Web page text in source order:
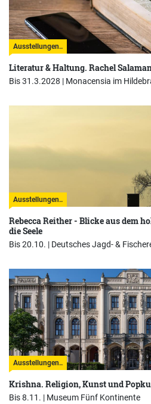
Ausstellungen..
Literatur & Haltung. Rachel
Bis 31.3.2028 | Monacensia im
Ausstellungen..
Rebecca Reither - Blicke aus dem
die Seele
Bis 20.10. | Deutsches Jagd- &
Ausstellungen..
Krishna. Religion, Kunst und
Bis 8.11. | Museum Fünf Kontinente